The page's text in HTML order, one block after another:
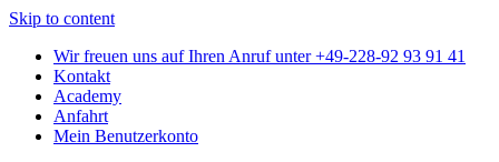
Skip to content
Wir freuen uns auf Ihren Anruf unter +49-228-92 93 91 41
Kontakt
Academy
Anfahrt
Mein Benutzerkonto